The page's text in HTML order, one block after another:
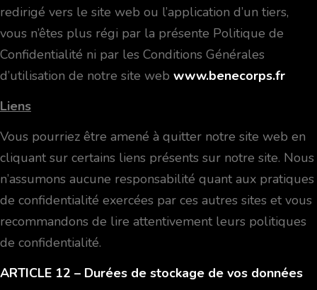
redirigé vers le site web ou l’application d’un tiers,
vous n’êtes plus régi par la présente Politique de
Confidentialité ni par les Conditions Générales
d’utilisation de notre site web www.benecorps.fr
Liens
Vous pourriez être amené à quitter notre site web en
cliquant sur certains liens présents sur notre site. Nous
n’assumons aucune responsabilité quant aux pratiques
de confidentialité exercées par ces autres sites et vous
recommandons de lire attentivement leurs politiques
de confidentialité.
ARTICLE 12 – Durées de stockage de vos données